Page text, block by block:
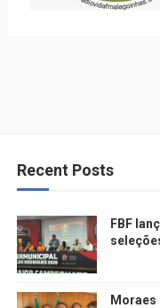
Recent Posts
FBF
Moraes